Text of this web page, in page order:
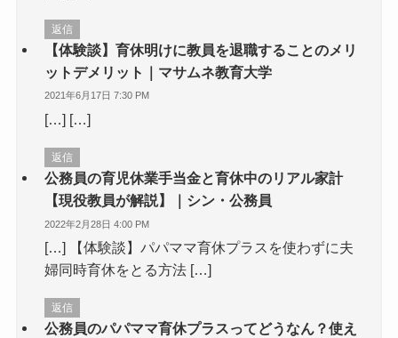
返信
【体験談】育休明けに教員を退職することのメリ
ットデメリット｜マサムネ教育大学
2021年6月17日 7:30 PM
[…] […]
返信
公務員の育児休業手当金と育休中のリアル家計
【現役教員が解説】｜シン・公務員
2022年2月28日 4:00 PM
[…] 【体験談】パパママ育休プラスを使わずに夫
婦同時育休をとる方法 […]
返信
公務員のパパママ育休プラスってどうなん？使え